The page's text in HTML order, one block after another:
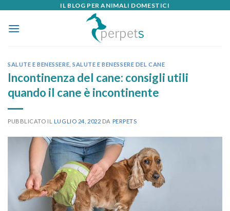
content
IL BLOG PER ANIMALI DOMESTICI
SALUTE E BENESSERE ,SALUTE E BENESSERE DEL CANE
Incontinenza del cane: consigli utili
quando il cane è incontinente
PUBBLICATO IL LUGLIO 24, 2022 DA PERPETS